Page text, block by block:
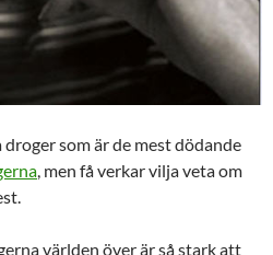
som är de mest dödande
, men få verkar vilja veta om
världen över är så stark att